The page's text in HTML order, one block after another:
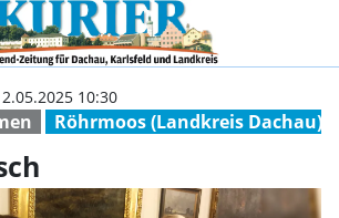
Ämtertausch |
Röhrmoos (Landkreis Dachau)
10:30